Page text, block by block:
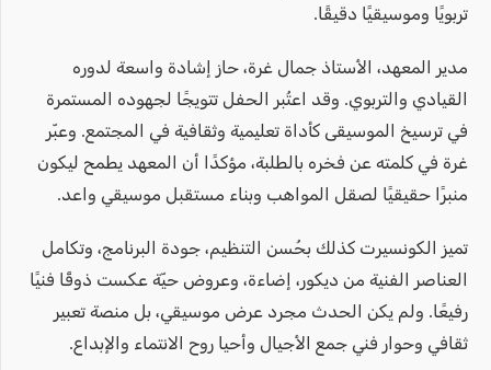
تربويًا وموسيقيًا دقيقًا.
مدير المعهد، الأستاذ جمال غرة، حاز إشادة واسعة لدوره
القيادي والتربوي. وقد اعتُبر الحفل تتويجًا لجهوده المستمرة
في ترسيخ الموسيقى كأداة تعليمية وثقافية في المجتمع. وعبّر
غرة في كلمته عن فخره بالطلبة، مؤكدًا أن المعهد يطمح ليكون
منبرًا حقيقيًا لصقل المواهب وبناء مستقبل موسيقي واعد.
تميز الكونسيرت كذلك بحُسن التنظيم، جودة البرنامج، وتكامل
العناصر الفنية من ديكور، إضاءة، وعروض حيّة عكست ذوقًا فنيًا
رفيعًا. ولم يكن الحدث مجرد عرض موسيقي، بل منصة تعبير
ثقافي وحوار فني جمع الأجيال وأحيا روح الانتماء والإبداع.